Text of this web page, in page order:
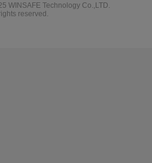
WINSAFE Technology Co.,LTD.
reserved.